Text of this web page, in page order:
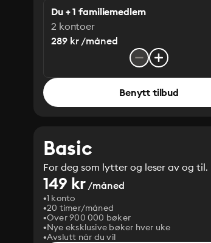
Du + 1 familiemedlem
2 kontoer
289 kr /måned
Benytt tilbud
Basic
For deg som lytter og leser av og til.
149 kr/måned
1 konto
20 timer/måned
Over 900 000 bøker
Nye eksklusive bøker hver uke
Avslutt når du vil